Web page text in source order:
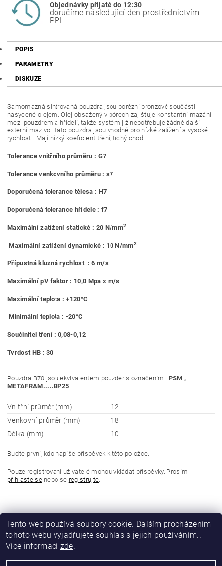
Objednávky přijaté do 12:30
doručíme následující den prostřednictvím
PPL
POPIS
PARAMETRY
DISKUZE
Samomazná sintrovaná pouzdra jsou porézní bronzové součásti
nasycené olejem. Olej obsažený v pórech zajišťuje konstantní mazání
mezi pouzdrem a hřídelí, takže systém již nepotřebuje žádné další
externí mazivo. Tato pouzdra jsou vhodné pro nízké zatížení a vysoké
rychlosti. Mají nízký koeficient tření, tichý chod.
Tolerance vnitřního průměru : G7
Tolerance venkovního průměru : s7
Doporučená tolerance tělesa : H7
Doporučená tolerance hřídele : f7
Maximální zatížení statické : 20 N/mm2
Maximální zatížení dynamické : 10 N/mm2
Přípustná kluzná rychlost : 6 m/s
Maximální pV faktor : 10,0 Mpa x m/s
Maximální teplota : +120°C
Minimální teplota : -20°C
Součinitel tření : 0,08-0,12
Tvrdost HB : 30
Pouzdra B70 jsou ekvivalentem pouzder s označením : PSM ,
METAFRAM.....BP25
Vnitřní průměr (mm)
12
Venkovní průměr (mm)
18
Délka (mm)
10
Buďte první, kdo napíše příspěvek k této položce.
Pouze registrovaní uživatelé mohou vkládat příspěvky. Prosím
přihlaste senebo se registrujte.
Tento web používá soubory cookie. Dalším procházením
tohoto webu vyjadřujete souhlas s jejich používáním..
Více informací zde.